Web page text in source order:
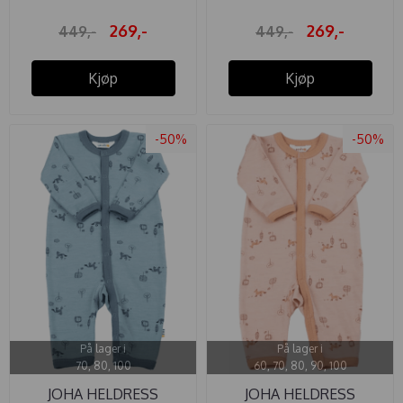
449,- 269,-
Kjøp
449,- 269,-
Kjøp
-50%
På lager i
70, 80, 100
JOHA HELDRESS
-50%
På lager i
60, 70, 80, 90, 100
JOHA HELDRESS